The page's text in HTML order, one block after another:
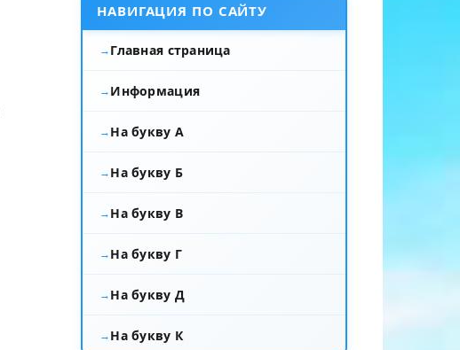
НАВИГАЦИЯ ПО САЙТУ
Главная страница
Информация
На букву А
На букву Б
На букву В
На букву Г
На букву Д
На букву К